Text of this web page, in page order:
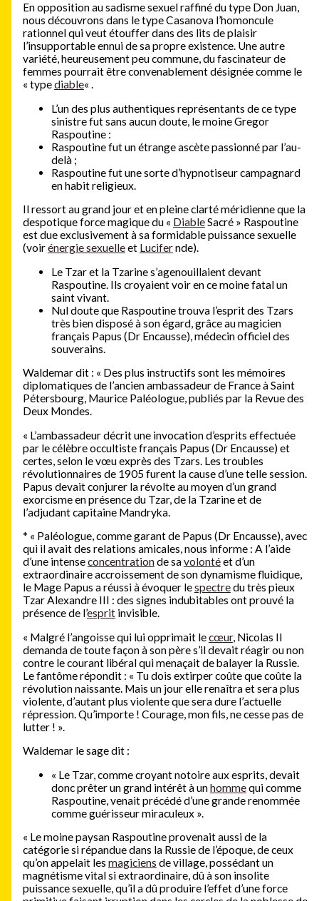
En opposition au sadisme sexuel raffiné du type Don Juan,
nous découvrons dans le type Casanova l’homoncule
rationnel qui veut étouffer dans des lits de plaisir
l’insupportable ennui de sa propre existence. Une autre
variété, heureusement peu commune, du fascinateur de
femmes pourrait être convenablement désignée comme le
« typediable« .
L’un des plus authentiques représentants de ce type
sinistre fut sans aucun doute, le moine Gregor
Raspoutine :
Raspoutine fut un étrange ascète passionné par l’au-
delà ;
Raspoutine fut une sorte d’hypnotiseur campagnard
en habit religieux.
Il ressort au grand jour et en pleine clarté méridienne que la
despotique force magique du « DiableSacré » Raspoutine
est due exclusivement à sa formidable puissance sexuelle
(voirénergie sexuelleet Lucifernde).
Le Tzar et la Tzarine s’agenouillaient devant
Raspoutine. Ils croyaient voir en ce moine fatal un
saint vivant.
Nul doute que Raspoutine trouva l’esprit des Tzars
très bien disposé à son égard, grâce au magicien
français Papus (Dr Encausse), médecin officiel des
souverains.
Waldemar dit : « Des plus instructifs sont les mémoires
diplomatiques de l’ancien ambassadeur de France à Saint
Pétersbourg, Maurice Paléologue, publiés par la Revue des
Deux Mondes.
« L’ambassadeur décrit une invocation d’esprits effectuée
par le célèbre occultiste français Papus (Dr Encausse) et
certes, selon le vœu exprès des Tzars. Les troubles
révolutionnaires de 1905 furent la cause d’une telle session.
Papus devait conjurer la révolte au moyen d’un grand
exorcisme en présence du Tzar, de la Tzarine et de
l’adjudant capitaine Mandryka.
* « Paléologue, comme garant de Papus (Dr Encausse), avec
qui il avait des relations amicales, nous informe : A l’aide
d’une intenseconcentrationde savolontéet d’un
extraordinaire accroissement de son dynamisme fluidique,
le Mage Papus a réussi à évoquer lespectredu très pieux
Tzar Alexandre III : des signes indubitables ont prouvé la
présence de l’espritinvisible.
« Malgré l’angoisse qui lui opprimait lecœur, Nicolas II
demanda de toute façon à son père s’il devait réagir ou non
contre le courant libéral qui menaçait de balayer la Russie.
Le fantôme répondit : « Tu dois extirper coûte que coûte la
révolution naissante. Mais un jour elle renaîtra et sera plus
violente, d’autant plus violente que sera dure l’actuelle
répression. Qu’importe ! Courage, mon fils, ne cesse pas de
lutter ! ».
Waldemar le sage dit :
« Le Tzar, comme croyant notoire aux esprits, devait
donc prêter un grand intérêt à unhommequi comme
Raspoutine, venait précédé d’une grande renommée
comme guérisseur miraculeux ».
« Le moine paysan Raspoutine provenait aussi de la
catégorie si répandue dans la Russie de l’époque, de ceux
qu’on appelait les magiciens de village, possédant un
magnétisme vital si extraordinaire, dû à son insolite
puissance sexuelle, qu’il a dû produire l’effet d’une force